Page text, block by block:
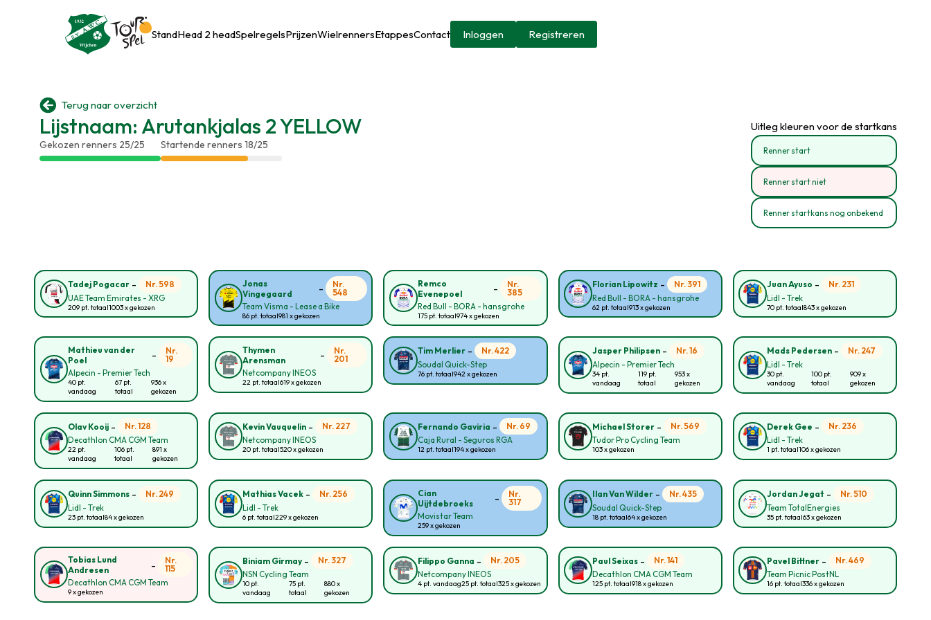
StandHead 2 headSpelregelsPrijzenWielrennersEtappesContact Inloggen Registreren
 Terug naar overzicht
Lijstnaam: Arutankjalas 2 YELLOW
Gekozen renners 25/25 Startende renners 18/25
Uitleg kleuren voor de startkans
Renner start
Renner start niet
Renner startkans nog onbekend
Tadej Pogacar -
Nr. 598
UAE Team Emirates - XRG
209 pt. totaal1003 x gekozen
Jonas
Vingegaard
-
Nr.
548
Team Visma - Lease a Bike
86 pt. totaal981 x gekozen
Remco
Evenepoel
-
Nr.
385
Red Bull - BORA - hansgrohe
175 pt. totaal974 x gekozen
Florian Lipowitz -
Nr. 391
Red Bull - BORA - hansgrohe
62 pt. totaal913 x gekozen
Juan Ayuso -
Nr. 231
Lidl - Trek
70 pt. totaal843 x gekozen
Mathieu van der
Poel
-
Nr.
19
Alpecin - Premier Tech
40 pt.
vandaag
67 pt.
totaal
936 x
gekozen
Thymen
Arensman
-
Nr.
201
Netcompany INEOS
22 pt. totaal619 x gekozen
Tim Merlier-
Nr. 422
Soudal Quick-Step
76 pt. totaal942 x gekozen
Jasper Philipsen-
Nr. 16
Alpecin - Premier Tech
34 pt.
vandaag
119 pt.
totaal
953 x
gekozen
Mads Pedersen-
Nr. 247
Lidl - Trek
30 pt.
vandaag
100 pt.
totaal
909 x
gekozen
Olav Kooij -
Nr. 128
Decathlon CMA CGM Team
22 pt.
vandaag
106 pt.
totaal
891 x
gekozen
Kevin Vauquelin -
Nr. 227
Netcompany INEOS
20 pt. totaal520 x gekozen
Fernando Gaviria -
Nr. 69
Caja Rural - Seguros RGA
12 pt. totaal194 x gekozen
Michael Storer-
Nr. 569
Tudor Pro Cycling Team
103 x gekozen
Derek Gee -
Nr. 236
Lidl - Trek
1 pt. totaal106 x gekozen
Quinn Simmons -
Nr. 249
Lidl - Trek
23 pt. totaal84 x gekozen
Mathias Vacek -
Nr. 256
Lidl - Trek
6 pt. totaal229 x gekozen
Cian
Uijtdebroeks
-
Nr.
317
Movistar Team
259 x gekozen
Ilan Van Wilder-
Nr. 435
Soudal Quick-Step
18 pt. totaal64 x gekozen
Jordan Jegat -
Nr. 510
Team TotalEnergies
35 pt. totaal63 x gekozen
Tobias Lund
Andresen
-
Nr.
115
Decathlon CMA CGM Team
9 x gekozen
Biniam Girmay -
Nr. 327
NSN Cycling Team
10 pt.
vandaag
75 pt.
totaal
880 x
gekozen
Filippo Ganna -
Nr. 205
Netcompany INEOS
4 pt. vandaag25 pt. totaal325 x gekozen
Paul Seixas-
Nr. 141
Decathlon CMA CGM Team
125 pt. totaal918 x gekozen
Pavel Bittner-
Nr. 469
Team Picnic PostNL
16 pt. totaal336 x gekozen